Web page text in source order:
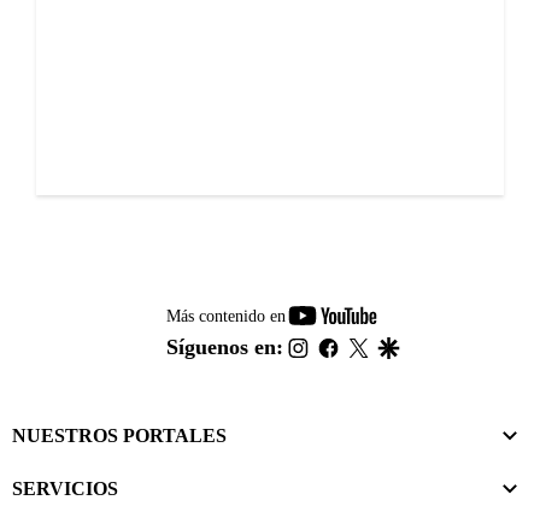
Más contenido en
youtube-
footer
Síguenos en: instagram
facebook
twitter
NUESTROS PORTALES
SERVICIOS